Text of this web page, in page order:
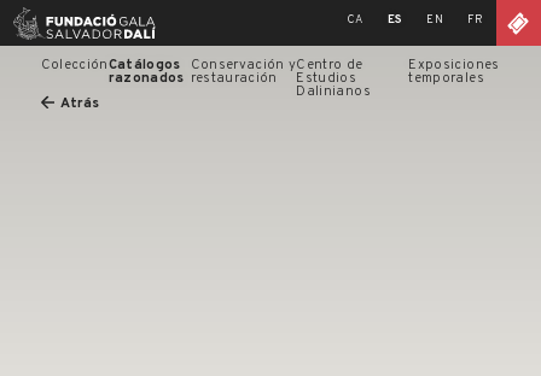
Skip
CA ES EN FR
ColecciónCatálogos
razonados
Conservación y
restauración
Centro de
Estudios
Dalinianos
Exposiciones
temporales
Atrás